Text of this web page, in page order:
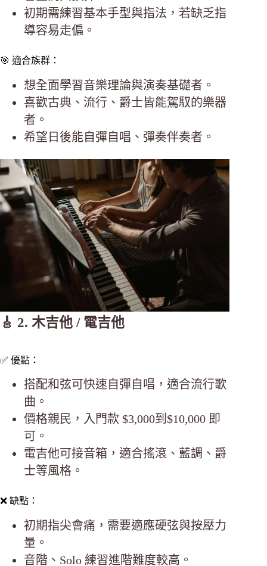
初期需練習基本手型與指法，若缺乏指
導容易走偏。
🎯 適合族群：
想全面學習音樂理論與演奏基礎者。
喜歡古典、流行、爵士皆能駕馭的樂器
者。
希望日後能自彈自唱、彈奏伴奏者。
🎸 2. 木吉他 / 電吉他
✅ 優點：
搭配和弦可快速自彈自唱，適合流行歌
曲。
價格親民，入門款 $3,000到$10,000 即
可。
電吉他可接音箱，適合搖滾、藍調、爵
士等風格。
❌ 缺點：
初期指尖會痛，需要適應硬弦與按壓力
量。
音階、Solo 練習進階難度較高。